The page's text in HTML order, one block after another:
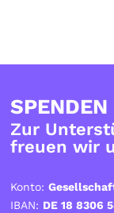
SPENDEN
Zur
freuen wir
Konto:
IBAN: DE 18 8306